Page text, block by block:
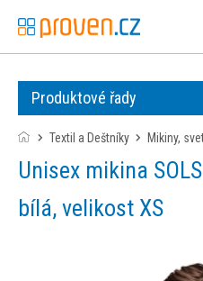
Produktové řady
Textil a Deštníky mikiny,
Unisex mikina SOLS CONDOR, krémová
bílá, velikost XS